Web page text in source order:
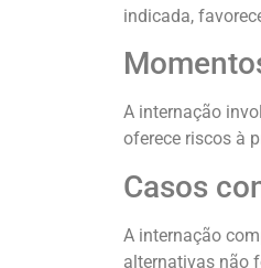
indicada,
A internação
oferece riscos à
Casos
A internação
alternativas não